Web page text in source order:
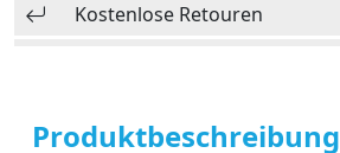
Kostenlose Retouren
Produktbeschreibung